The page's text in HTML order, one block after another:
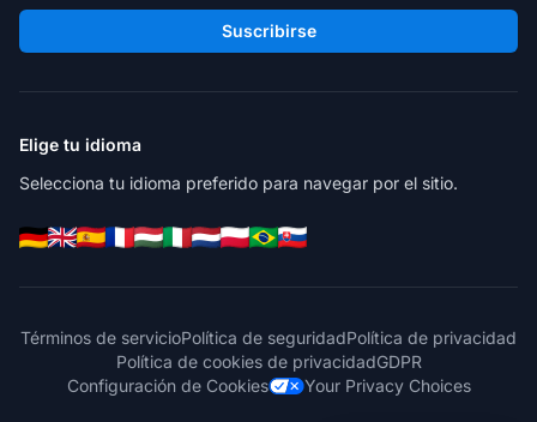
Suscribirse
Elige tu idioma
Selecciona tu idioma preferido para navegar por el sitio.
Términos de servicioPolítica de seguridadPolítica de privacidad
Política de cookies de privacidadGDPR
Configuración de Cookies
Your Privacy Choices